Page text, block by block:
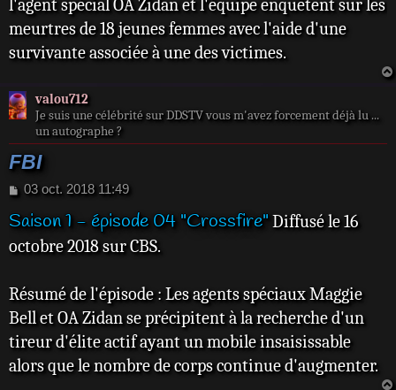
l'agent spécial OA Zidan et l'équipe enquêtent sur les
meurtres de 18 jeunes femmes avec l'aide d'une
survivante associée à une des victimes.
valou712
Je suis une célébrité sur DDSTV vous m'avez forcement déjà lu ...
un autographe ?
FBI
M
s
a
e
03 oct. 2018 11:49
Saison 1 - épisode 04 "Crossfire" Diffusé le 16
octobre 2018 sur CBS.
Résumé de l'épisode : Les agents spéciaux Maggie
Bell et OA Zidan se précipitent à la recherche d'un
tireur d'élite actif ayant un mobile insaisissable
alors que le nombre de corps continue d'augmenter.